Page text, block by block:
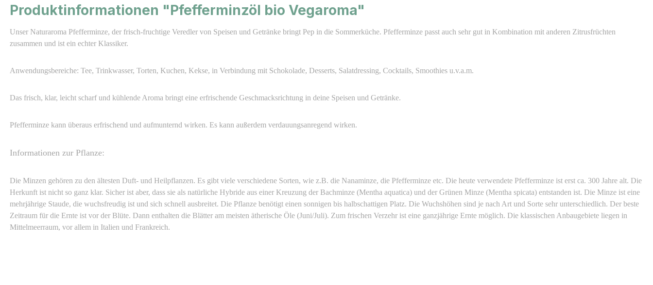
Produktinformationen "Pfefferminzöl bio Vegaroma"
Unser Naturaroma Pfefferminze, der frisch-fruchtige Veredler von Speisen und Getränke bringt Pep in die Sommerküche. Pfefferminze passt auch sehr gut in Kombination mit anderen Zitrusfrüchten
zusammen und ist ein echter Klassiker.
Anwendungsbereiche: Tee, Trinkwasser, Torten, Kuchen, Kekse, in Verbindung mit Schokolade, Desserts, Salatdressing, Cocktails, Smoothies u.v.a.m.
Das frisch, klar, leicht scharf und kühlende Aroma bringt eine erfrischende Geschmacksrichtung in deine Speisen und Getränke.
Pfefferminze kann überaus erfrischend und aufmunternd wirken. Es kann außerdem verdauungsanregend wirken.
Informationen zur Pflanze:
Die Minzen gehören zu den ältesten Duft- und Heilpflanzen. Es gibt viele verschiedene Sorten, wie z.B. die Nanaminze, die Pfefferminze etc. Die heute verwendete Pfefferminze ist erst ca. 300 Jahre alt. Die
Herkunft ist nicht so ganz klar. Sicher ist aber, dass sie als natürliche Hybride aus einer Kreuzung der Bachminze (Mentha aquatica) und der Grünen Minze (Mentha spicata) entstanden ist. Die Minze ist eine
mehrjährige Staude, die wuchsfreudig ist und sich schnell ausbreitet. Die Pflanze benötigt einen sonnigen bis halbschattigen Platz. Die Wuchshöhen sind je nach Art und Sorte sehr unterschiedlich. Der beste
Zeitraum für die Ernte ist vor der Blüte. Dann enthalten die Blätter am meisten ätherische Öle (Juni/Juli). Zum frischen Verzehr ist eine ganzjährige Ernte möglich. Die klassischen Anbaugebiete liegen in
Mittelmeerraum, vor allem in Italien und Frankreich.